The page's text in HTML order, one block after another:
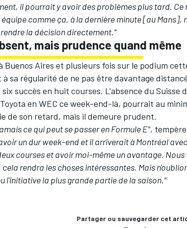
il pourrait y avoir des problèmes plus tard. Ce
comme ça, à la dernière minute [au Mans],
la décision directement."
mais prudence quand même
Buenos Aires et plusieurs fois sur le podium
sa régularité de ne pas être davantage
succès en huit courses. L'absence du Suisse
en WEC ce week-end-là, pourrait au
de son retard, mais il demeure prudent.
ce qui peut se passer en Formule E",
un dur week-end et il arriverait à Montréal
courses et avoir moi-même un avantage.
cela rendra les choses intéressantes. Mais
l'initiative la plus grande partie de la saison."
Partager ou sauvegarder cet